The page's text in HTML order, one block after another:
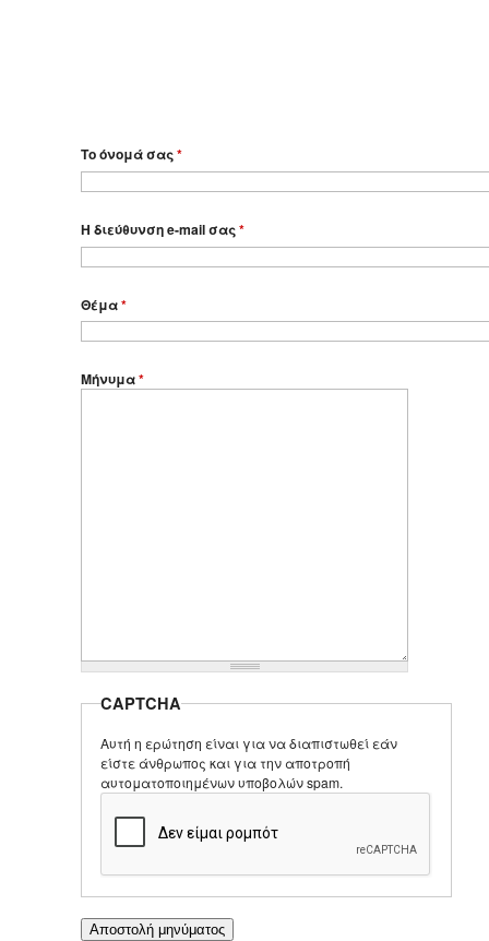
Το όνομά σας*
Η διεύθυνση e-mail σας*
Θέμα*
Μήνυμα*
CAPTCHA
Αυτή η ερώτηση είναι για να διαπιστωθεί εάν
είστε άνθρωπος και για την αποτροπή
αυτοματοποιημένων υποβολών spam.